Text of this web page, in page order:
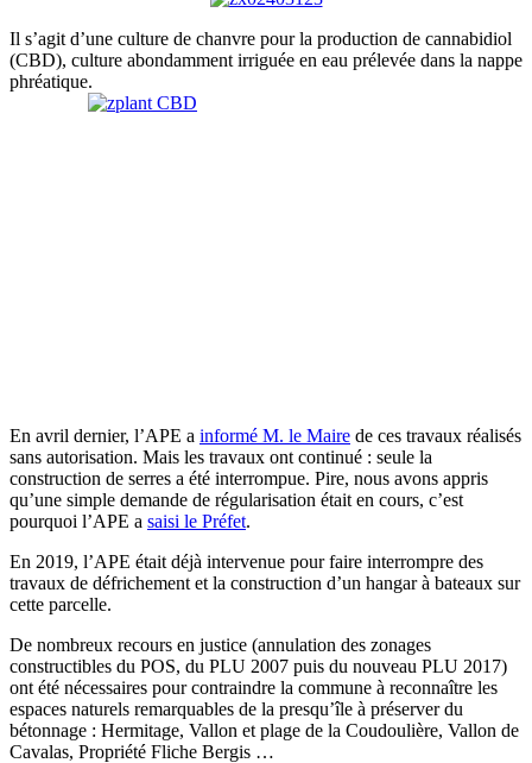
Il s’agit d’une culture de chanvre pour la production de cannabidiol
(CBD), culture abondamment irriguée en eau prélevée dans la nappe
phréatique.
En avril dernier, l’APE a informé M. le Maire de ces travaux réalisés
sans autorisation. Mais les travaux ont continué : seule la
construction de serres a été interrompue. Pire, nous avons appris
qu’une simple demande de régularisation était en cours, c’est
pourquoi l’APE a saisi le Préfet.
En 2019, l’APE était déjà intervenue pour faire interrompre des
travaux de défrichement et la construction d’un hangar à bateaux sur
cette parcelle.
De nombreux recours en justice (annulation des zonages
constructibles du POS, du PLU 2007 puis du nouveau PLU 2017)
ont été nécessaires pour contraindre la commune à reconnaître les
espaces naturels remarquables de la presqu’île à préserver du
bétonnage : Hermitage, Vallon et plage de la Coudoulière, Vallon de
Cavalas, Propriété Fliche Bergis …